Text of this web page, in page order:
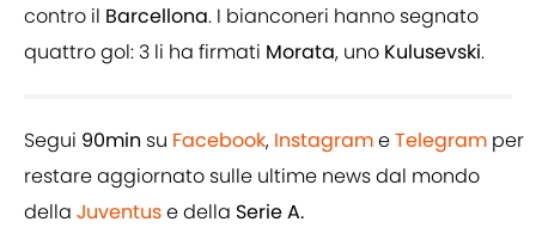
contro il Barcellona. I bianconeri hanno segnato
quattro gol: 3 li ha firmati Morata, uno Kulusevski.
Segui 90min su Facebook, InstagrameTelegram per
restare aggiornato sulle ultime news dal mondo
della Juventuse della Serie A.